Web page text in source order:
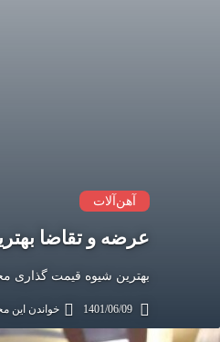
آهن‌آلات
عرضه و تقاضا
بهترین شیوه قیمت گذاری
خواندن این محتوا 6 ثانیه